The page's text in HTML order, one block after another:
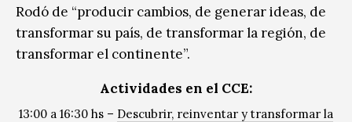
Rodó de “producir cambios, de generar ideas, de
transformar su país, de transformar la región, de
transformar el continente”.
Actividades en el CCE:
13:00 a 16:30 hs – Descubrir, reinventar y transformar la